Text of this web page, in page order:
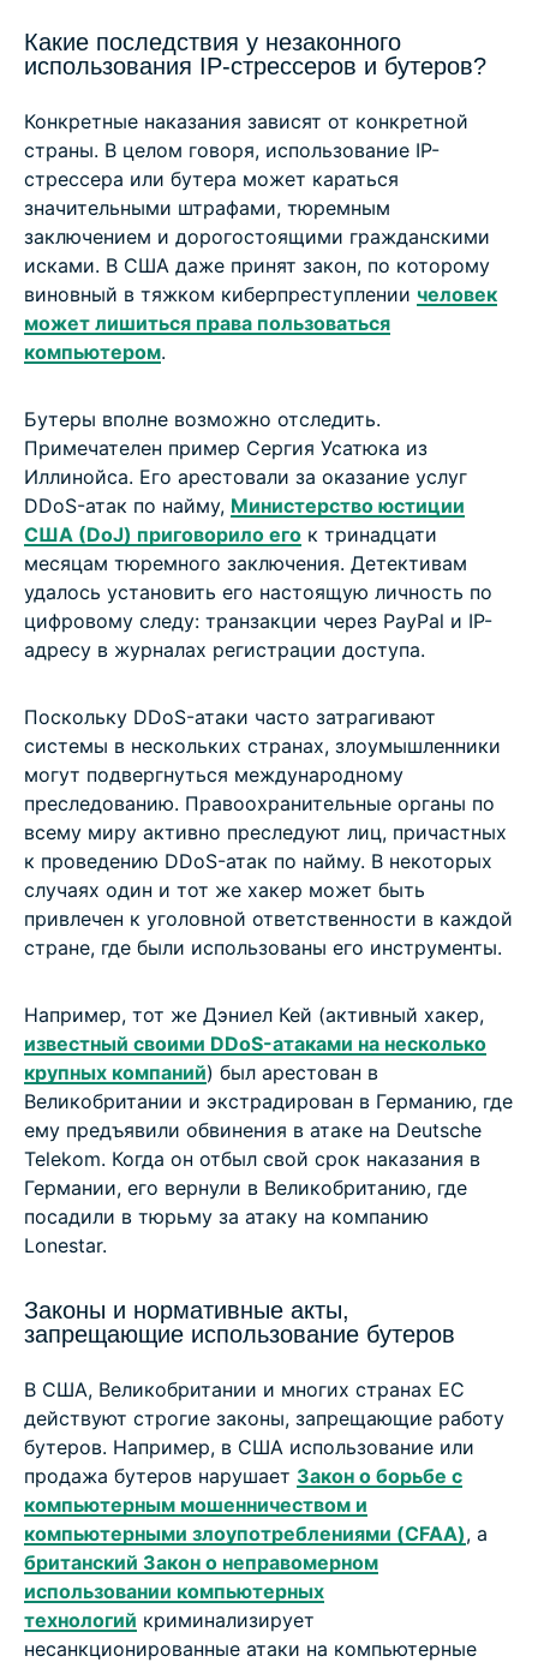
Какие последствия у незаконного
использования IP-стрессеров и бутеров?
Конкретные наказания зависят от конкретной
страны. В целом говоря, использование IP-
стрессера или бутера может караться
значительными штрафами, тюремным
заключением и дорогостоящими гражданскими
исками. В США даже принят закон, по которому
виновный в тяжком киберпреступлении человек
может лишиться права пользоваться
компьютером.
Бутеры вполне возможно отследить.
Примечателен пример Сергия Усатюка из
Иллинойса. Его арестовали за оказание услуг
DDoS-атак по найму, Министерство юстиции
США (DoJ) приговорило его к тринадцати
месяцам тюремного заключения. Детективам
удалось установить его настоящую личность по
цифровому следу: транзакции через PayPal и IP-
адресу в журналах регистрации доступа.
Поскольку DDoS-атаки часто затрагивают
системы в нескольких странах, злоумышленники
могут подвергнуться международному
преследованию. Правоохранительные органы по
всему миру активно преследуют лиц, причастных
к проведению DDoS-атак по найму. В некоторых
случаях один и тот же хакер может быть
привлечен к уголовной ответственности в каждой
стране, где были использованы его инструменты.
Например, тот же Дэниел Кей (активный хакер,
известный своими DDoS-атаками на несколько
крупных компаний) был арестован в
Великобритании и экстрадирован в Германию, где
ему предъявили обвинения в атаке на Deutsche
Telekom. Когда он отбыл свой срок наказания в
Германии, его вернули в Великобританию, где
посадили в тюрьму за атаку на компанию
Lonestar.
Законы и нормативные акты,
запрещающие использование бутеров
В США, Великобритании и многих странах ЕС
действуют строгие законы, запрещающие работу
бутеров. Например, в США использование или
продажа бутеров нарушает Закон о борьбе с
компьютерным мошенничеством и
компьютерными злоупотреблениями (CFAA), а
британский Закон о неправомерном
использовании компьютерных
технологий криминализирует
несанкционированные атаки на компьютерные